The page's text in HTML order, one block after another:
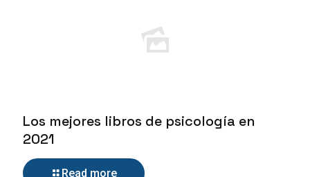
Los mejores libros de psicología en
2021
Read more